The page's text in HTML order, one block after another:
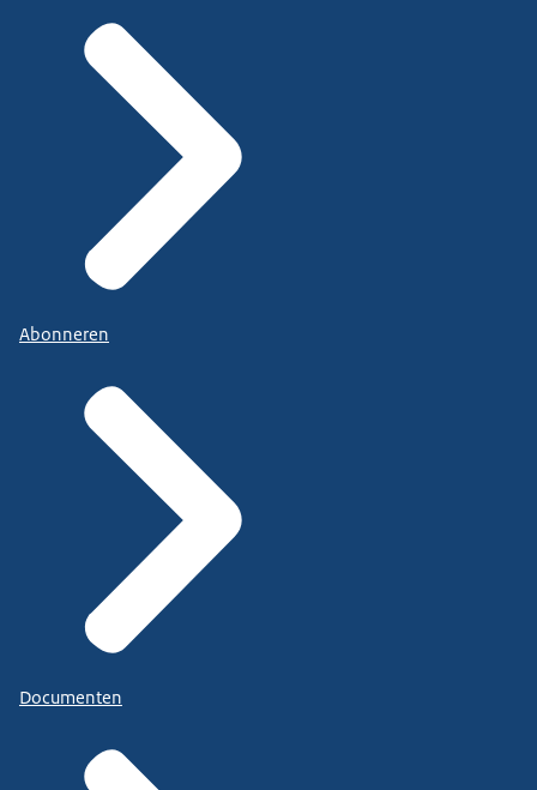
Abonneren
Documenten